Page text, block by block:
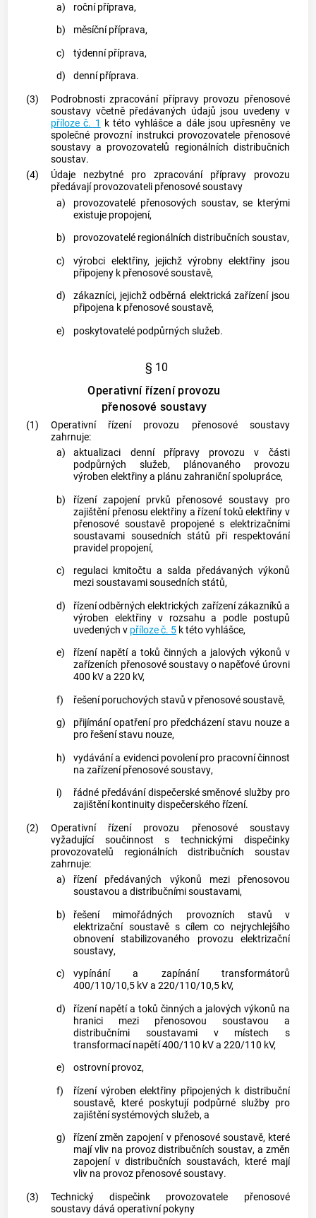
a)
roční příprava,
b)
měsíční příprava,
c)
týdenní příprava,
d)
denní příprava.
(3)
Podrobnosti zpracování přípravy provozu přenosové
soustavyvčetně předávaných údajů jsou uvedeny v
příloze č. 1 k této vyhlášce a dále jsou upřesněny ve
společné provozní instrukci provozovatele přenosové
soustavya provozovatelů regionálních distribučních
soustav.
(4)
Údaje nezbytné pro zpracování přípravy provozu
předávají provozovateli přenosové soustavy
a)
provozovatelé přenosových soustav, se kterými
existuje propojení,
b)
provozovatelé regionálníchdistribučních soustav,
c)
výrobci elektřiny, jejichžvýrobny elektřiny jsou
připojeny k přenosové soustavě,
d)
zákazníci, jejichž odběrná elektrická zařízení jsou
připojena k přenosové soustavě,
e)
poskytovatelé podpůrných služeb.
§ 10
Operativní řízení provozu
přenosové soustavy
(1) Operativní řízení provozu přenosové soustavy
zahrnuje:
a)
aktualizaci denní přípravy provozu v části
podpůrných služeb, plánovaného provozu
výroben elektřinya plánu zahraniční spolupráce,
b)
řízení zapojení prvků přenosové soustavy pro
zajištění přenosu elektřiny a řízení toků elektřiny v
přenosové soustavěpropojené s elektrizačními
soustavami sousedních států při respektování
pravidel propojení,
c)
regulaci kmitočtu a salda předávaných výkonů
mezi soustavami sousedních států,
d)
řízení odběrných elektrických zařízenízákazníků a
výroben elektřiny v rozsahu a podle postupů
uvedených v příloze č. 5 k této vyhlášce,
e)
řízení napětí a toků činných a jalových výkonů v
zařízeních přenosové soustavyo napěťové úrovni
400 kV a 220 kV,
f)
řešení poruchových stavů v přenosové soustavě,
g)
přijímání opatření pro předcházení stavu nouze a
pro řešení stavu nouze,
h)
vydávání a evidenci povolení pro pracovní činnost
na zařízenípřenosové soustavy,
i)
řádné předávání dispečerské směnové služby pro
zajištění kontinuity dispečerského řízení.
(2)
Operativní řízení provozu přenosové soustavy
vyžadující součinnost s technickými dispečinky
provozovatelů regionálníchdistribučních soustav
zahrnuje:
a)
řízení předávaných výkonů mezi přenosovou
soustavou adistribučními soustavami,
b)
řešení mimořádných provozních stavů v
elektrizační soustavěs cílem co nejrychlejšího
obnovení stabilizovaného provozu elektrizační
soustavy,
c)
vypínání a zapínání transformátorů
400/110/10,5 kV a 220/110/10,5 kV,
d)
řízení napětí a toků činných a jalových výkonů na
hranici mezi přenosovou soustavou a
distribučními soustavamiv místech s
transformací napětí 400/110 kV a 220/110 kV,
e)
ostrovní provoz,
f)
řízení výroben elektřiny připojených k distribuční
soustavě, které poskytují podpůrné služby pro
zajištěnísystémových služeb, a
g)
řízení změn zapojení v přenosové soustavě, které
mají vliv na provozdistribučních soustav, a změn
zapojení vdistribučních soustavách, které mají
vliv na provoz přenosové soustavy.
(3)
Technický dispečink provozovatele přenosové
soustavydává operativní pokyny